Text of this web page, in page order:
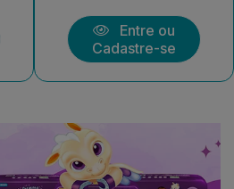
Entre ou
Cadastre-se